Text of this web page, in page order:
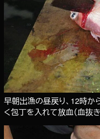
早朝出漁の昼戻り、12時か
く包丁を入れて放血（血抜